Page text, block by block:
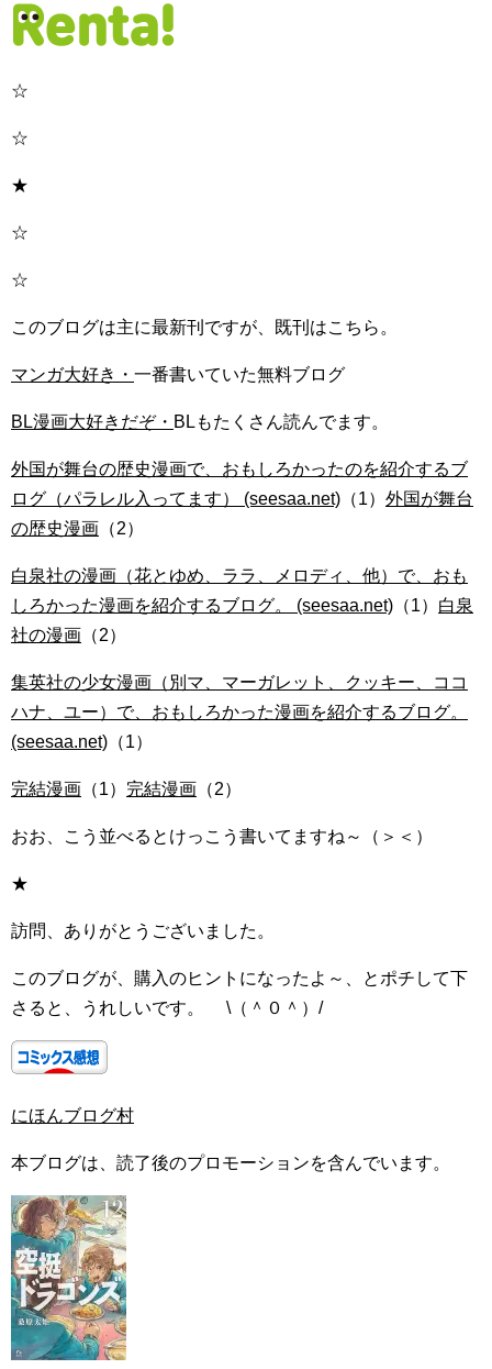
☆
☆
★
☆
☆
このブログは主に最新刊ですが、既刊はこちら。
マンガ大好き・ 一番書いていた無料ブログ
BL漫画大好きだぞ・ BLもたくさん読んでます。
外国が舞台の歴史漫画で、おもしろかったのを紹介するブ
ログ（パラレル入ってます） (seesaa.net) （1） 外国が舞台
の歴史漫画 （2）
白泉社の漫画（花とゆめ、ララ、メロディ、他）で、おも
しろかった漫画を紹介するブログ。 (seesaa.net) （1） 白泉
社の漫画 （2）
集英社の少女漫画（別マ、マーガレット、クッキー、ココ
ハナ、ユー）で、おもしろかった漫画を紹介するブログ。
(seesaa.net) （1）
完結漫画 （1） 完結漫画 （2）
おお、こう並べるとけっこう書いてますね～（＞＜）
★
訪問、ありがとうございました。
このブログが、購入のヒントになったよ～、とポチして下
さると、うれしいです。 \（＾０＾）/
にほんブログ村
本ブログは、読了後のプロモーションを含んでいます。